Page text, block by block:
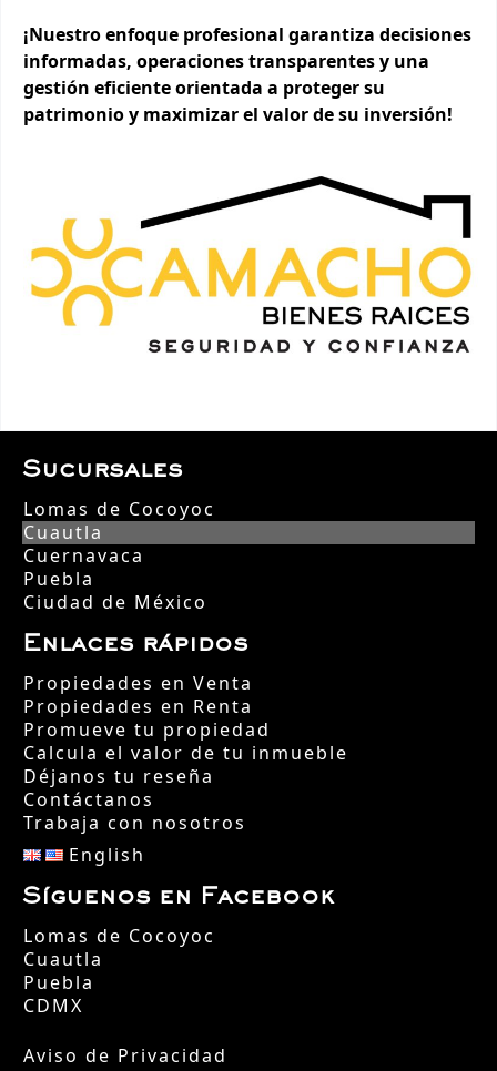
¡Nuestro enfoque profesional garantiza decisiones
informadas, operaciones transparentes y una
gestión eficiente orientada a proteger su
patrimonio y maximizar el valor de su inversión!
Sucursales
Lomas de Cocoyoc
Cuautla
Cuernavaca
Puebla
Ciudad de México
Enlaces rápidos
Propiedades en Venta
Propiedades en Renta
Promueve tu propiedad
Calcula el valor de tu inmueble
Déjanos tu reseña
Contáctanos
Trabaja con nosotros
English
Síguenos en Facebook
Lomas de Cocoyoc
Cuautla
Puebla
CDMX
Aviso de Privacidad